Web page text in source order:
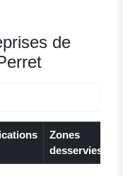
de
Zones
desservies